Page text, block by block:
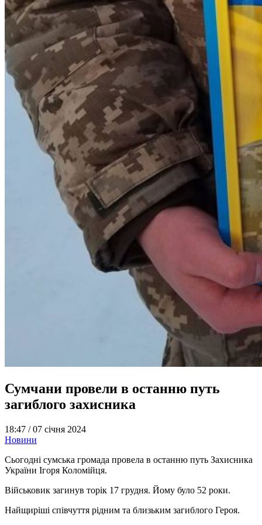
Сумчани провели в останню путь
загиблого захисника
18:47 /07 січня 2024
Новини
Сьогодні сумська громада провела в останню путь Захисника
України Ігоря Коломійця.
Військовик загинув торік 17 грудня. Йому було 52 роки.
Найщиріші співчуття рідним та близьким загиблого Героя.